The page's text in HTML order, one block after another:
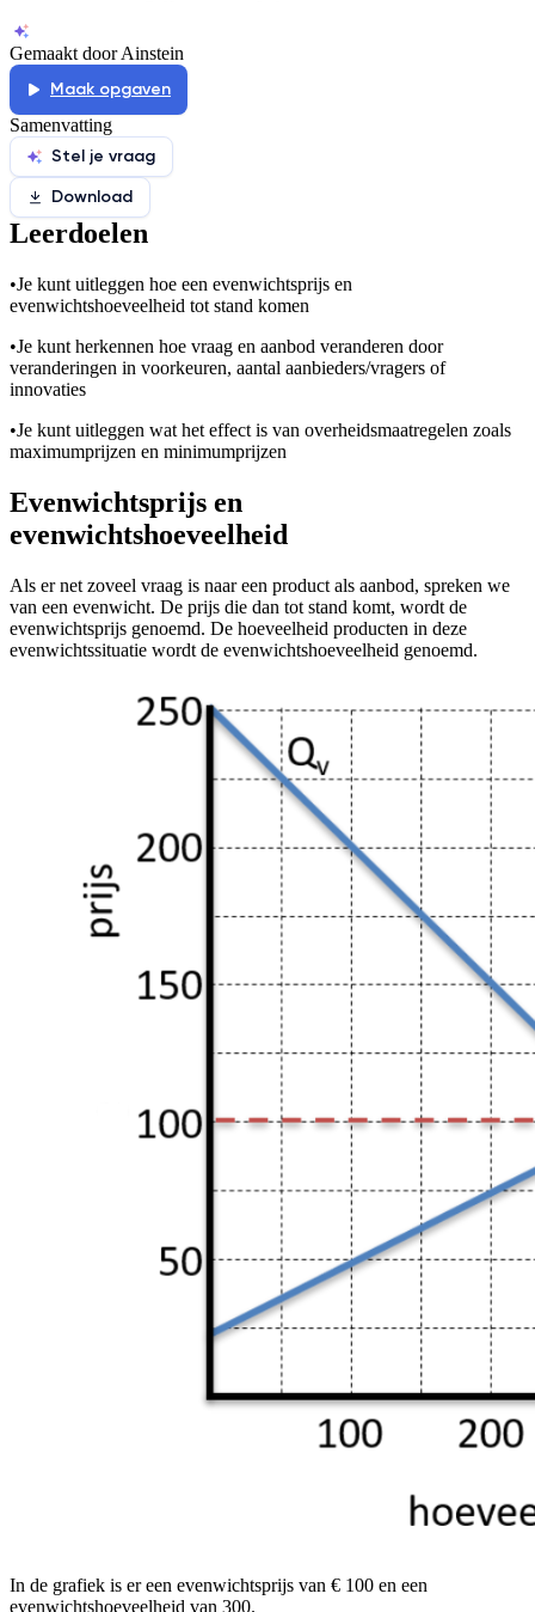
Gemaakt door Ainstein
Maak opgaven
Samenvatting
Stel je vraag
Download
Leerdoelen
•Je kunt uitleggen hoe een evenwichtsprijs en
evenwichtshoeveelheid tot stand komen
•Je kunt herkennen hoe vraag en aanbod veranderen door
veranderingen in voorkeuren, aantal aanbieders/vragers of
innovaties
•Je kunt uitleggen wat het effect is van overheidsmaatregelen zoals
maximumprijzen en minimumprijzen
Evenwichtsprijs en
evenwichtshoeveelheid
Als er net zoveel vraag is naar een product als aanbod, spreken we
van een evenwicht. De prijs die dan tot stand komt, wordt de
evenwichtsprijs genoemd. De hoeveelheid producten in deze
evenwichtssituatie wordt de evenwichtshoeveelheid genoemd.
In de grafiek is er een evenwichtsprijs van € 100 en een
evenwichtshoeveelheid van 300.